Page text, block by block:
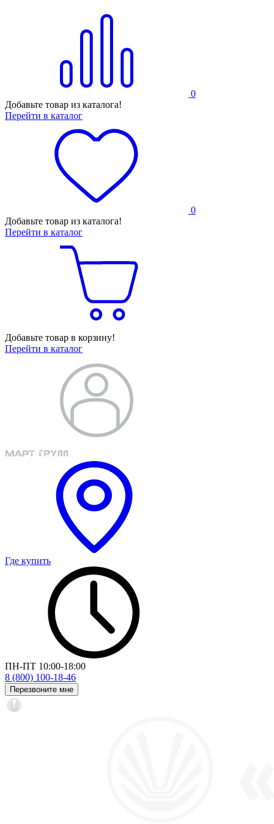
0
Добавьте товар из каталога!
Перейти в каталог
0
Добавьте товар из каталога!
Перейти в каталог
Добавьте товар в корзину!
Перейти в каталог
Где купить
ПН-ПТ 10:00-18:00
8 (800) 100-18-46
Перезвоните мне